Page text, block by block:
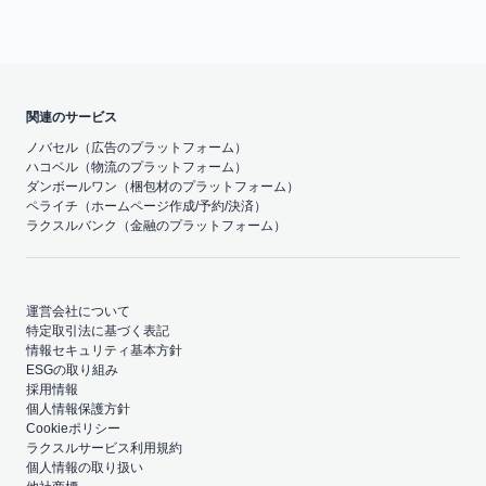
関連のサービス
ノバセル（広告のプラットフォーム）
ハコベル（物流のプラットフォーム）
ダンボールワン（梱包材のプラットフォーム）
ペライチ（ホームページ作成/予約/決済）
ラクスルバンク（金融のプラットフォーム）
運営会社について
特定取引法に基づく表記
情報セキュリティ基本方針
ESGの取り組み
採用情報
個人情報保護方針
Cookieポリシー
ラクスルサービス利用規約
個人情報の取り扱い